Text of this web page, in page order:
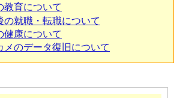
教育について
の就職・転職について
健康について
メのデータ復旧について